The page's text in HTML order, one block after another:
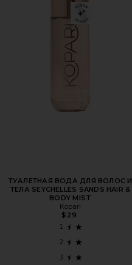
ТУАЛЕТНАЯ ВОДА ДЛЯ ВОЛОС И
ТЕЛА SEYCHELLES SANDS HAIR &
BODY MIST
Kopari
$29